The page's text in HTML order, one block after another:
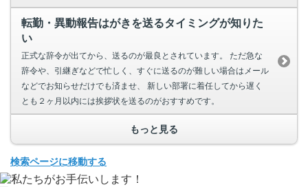
転勤・異動報告はがきを送るタイミングが知りた
い
正式な辞令が出てから、送るのが最良とされています。 ただ急な
辞令や、引継ぎなどで忙しく、すぐに送るのが難しい場合はメール
などでお知らせだけでも済ませ、 新しい部署に着任してから遅く
とも２ヶ月以内には挨拶状を送るのがおすすめです。
もっと見る
検索ページに移動する